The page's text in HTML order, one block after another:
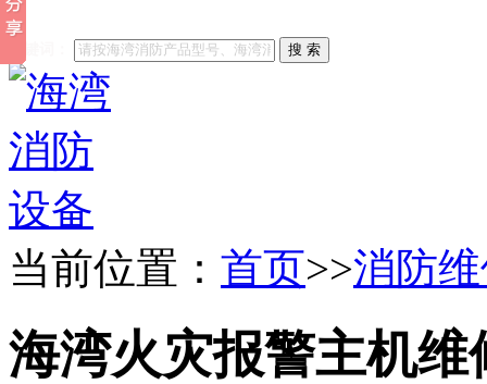
他们都在搜索:
搜 索
当前位置： 首页>>消防
海湾火灾报警主机维